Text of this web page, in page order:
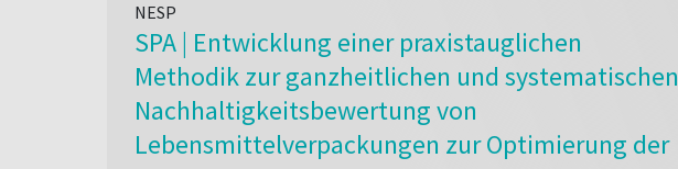
NESP
SPA | Entwicklung einer praxistauglichen
Methodik zur ganzheitlichen und systematischen
Nachhaltigkeitsbewertung von
Lebensmittelverpackungen zur Optimierung der